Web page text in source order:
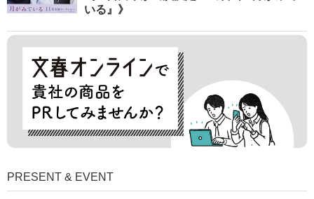
いる』》
PRESENT & EVENT